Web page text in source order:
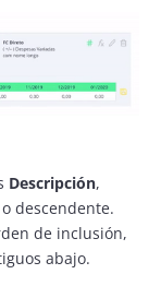
Descripción,
descendente.
de inclusión,
abajo.